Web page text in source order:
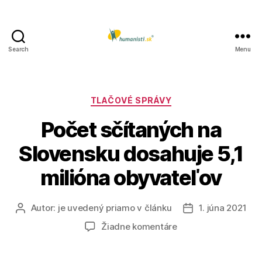
Search Menu
Kategórie
TLAČOVÉ SPRÁVY
Počet sčítaných na
Slovensku dosahuje 5,1
milióna obyvateľov
AutorAutor: je uvedený priamo v článku
Dátum
1. júna 2021
Žiadne komentárena